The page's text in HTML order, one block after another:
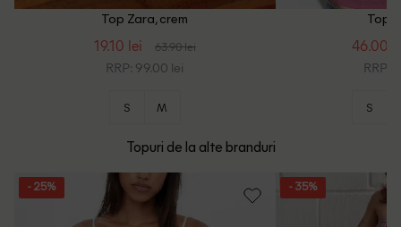
Top Zara, crem
19.10 lei 63.90 lei
RRP: 99.00 lei
S M
Top
46.00
RRP:
S
Topuri de la alte branduri
- 25% - 35%